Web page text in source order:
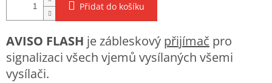
Přidat do košíku
AVISO FLASH je zábleskový přijímač pro
signalizaci všech vjemů vysílaných všemi
vysílači.